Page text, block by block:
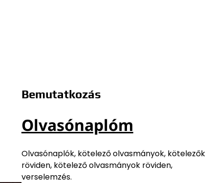
Bemutatkozás
Olvasónaplóm
Olvasónaplók, kötelező olvasmányok, kötelezők
röviden, kötelező olvasmányok röviden,
verselemzés.